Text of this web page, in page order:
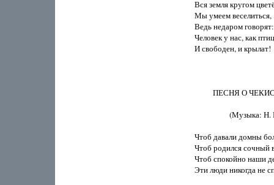
Вся земля кругом
Мы умеем веселиться,
Ведь недаром говорят:
Человек у нас, как
И свободен, и крылат!
ПЕСНЯ О
Чтоб давали домны
Чтоб родился сочный
Чтоб спокойно наши
Эти люди никогда не